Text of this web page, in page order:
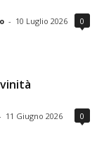
- 10 Luglio 2026 0
11 Giugno 2026 0